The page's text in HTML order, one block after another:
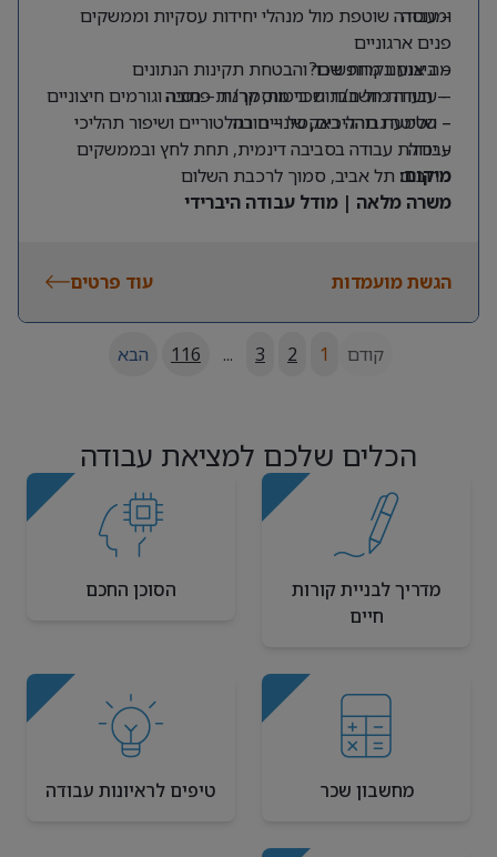
ומנוסה
– עבודה שוטפת מול מנהלי יחידות עסקיות וממשקים
פנים ארגוניים
– ביצוע בקרות שכר והבטחת תקינות הנתונים
– עבודה מול חברות ביטוח, קרנות פנסיה וגורמים חיצוניים
– הטמעת תהליכים, שינויים רגולטוריים ושיפור תהליכי
עבודה
מה אנחנו מחפשים?
– תעודת חשב/ת שכר מוסמך/ת – חובה
– שליטה גבוהה באקסל – חובה
– יכולת עבודה בסביבה דינמית, תחת לחץ ובממשקים
מרובים
מיקום: תל אביב, סמוך לרכבת השלום
משרה מלאה | מודל עבודה היברידי
הגשת מועמדות עוד פרטים
קודם 1
2
3
...
116 הבא
הכלים שלכם למציאת עבודה
מדריך לבניית קורות
חיים
הסוכן החכם
מחשבון שכר טיפים לראיונות עבודה